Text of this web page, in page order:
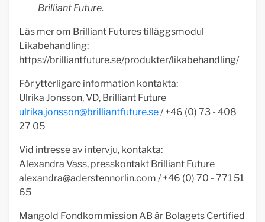
Brilliant Future.
Läs mer om Brilliant Futures tilläggsmodul
Likabehandling:
https://brilliantfuture.se/produkter/likabehandling/
För ytterligare information kontakta:
Ulrika Jonsson, VD, Brilliant Future
ulrika.jonsson@brilliantfuture.se/ +46 (0) 73 - 408
27 05
Vid intresse av intervju, kontakta:
Alexandra Vass, presskontakt Brilliant Future
alexandra@aderstennorlin.com / +46 (0) 70 - 771 51
65
Mangold Fondkommission AB är Bolagets Certified